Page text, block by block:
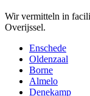
Wir vermitteln in
Overijssel.
Enschede
Oldenzaal
Borne
Almelo
Denekamp